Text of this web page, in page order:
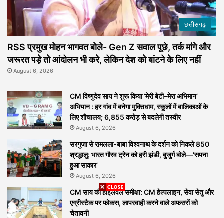
छत्तीसगढ़
RSS प्रमुख मोहन भागवत बोले- Gen Z सवाल पूछे, तर्क मांगे और
जरूरत पड़े तो आंदोलन भी करे, लेकिन देश को बांटने के लिए नहीं
August 6, 2026
CM विष्णुदेव साय ने शुरू किया ‘मेरी बेटी–मेरा अभिमान’
अभियान : हर गांव में बनेगा मुक्तिधाम, स्कूलों में बालिकाओं के
लिए शौचालय; 6,855 करोड़ से बदलेगी तस्वीर
August 6, 2026
सरगुजा से रामलला-बाबा विश्वनाथ के दर्शन को निकले 850
श्रद्धालु: भारत गौरव ट्रेन को हरी झंडी, बुजुर्ग बोले—‘सपना
हुआ साकार’
August 6, 2026
CM साय की हाईलेवल समीक्षा: CM हेल्पलाइन, सेवा सेतु और
एग्रीस्टैक पर फोकस, लापरवाही करने वाले अफसरों को
चेतावनी